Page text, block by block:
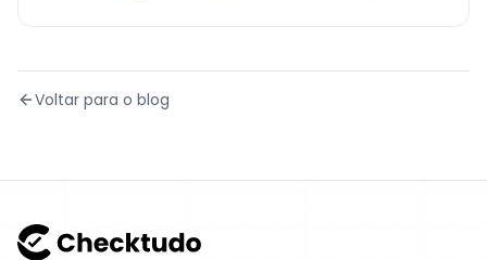
Voltar para o blog